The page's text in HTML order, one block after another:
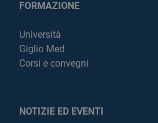
FORMAZIONE
Università
Giglio Med
Corsi e convegni
NOTIZIE ED EVENTI